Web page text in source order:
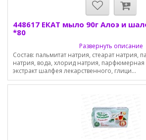
448617 ЕКАТ мыло 90г Алоэ и
*80
Развернуть описание
Состав: пальмитат натрия, стеарат натрия,
натрия, вода, хлорид натрия,
экстракт шалфея лекарственного, глици...